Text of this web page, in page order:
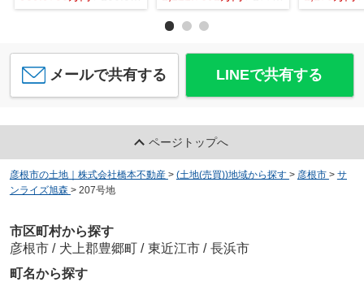
メールで共有する LINEで共有する
ページトップへ
彦根市の土地｜株式会社橋本不動産 > (土地(売買))地域から探す > 彦根市 > サ
ンライズ旭森 > 207号地
市区町村から探す
彦根市 / 犬上郡豊郷町 / 東近江市 / 長浜市
町名から探す